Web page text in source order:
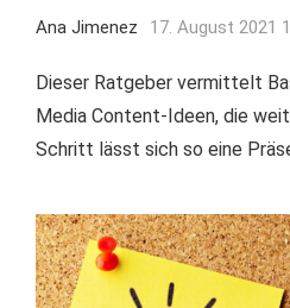
Ana Jimenez 17. August 2021
Dieser Ratgeber vermittelt
Media Content-Ideen, die
Schritt lässt sich so eine